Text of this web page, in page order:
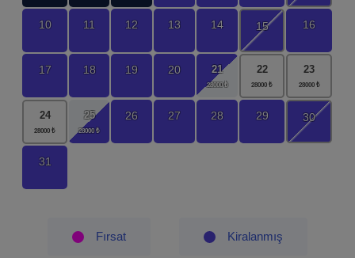
10 11 12 13 14 15 16
17 18 19 20 21 22 23
24 25 26 27 28 29 30
31
Fırsat Kiralanmış